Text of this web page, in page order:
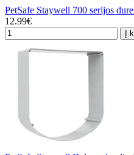
PetSafe Staywell 700 serijos
12.99€
Į